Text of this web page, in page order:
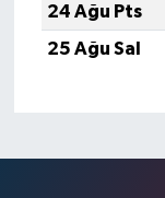
24 Ağu Pts
25 Ağu Sal